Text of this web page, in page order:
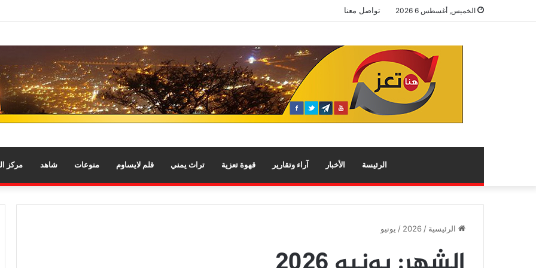
الخميس, أغسطس 6 2026 تواصل معنا
الرئيسة الأخبار آراء وتقارير قهوة تعزية تراث يمني قلم لايساوم منوعات شاهد مركز
الرئيسية /
2026
/ يونيو